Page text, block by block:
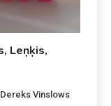
Leņķis,
Dereks Vinslows